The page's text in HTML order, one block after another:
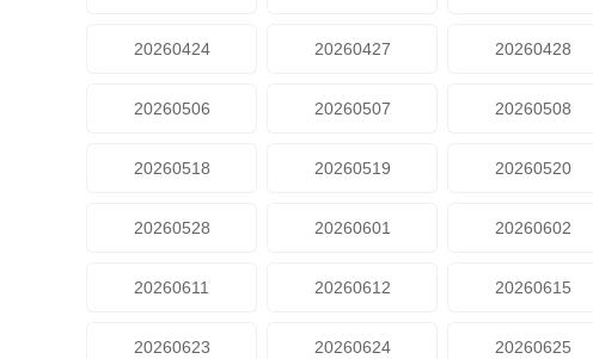
20260424 20260427 20260428
20260506 20260507 20260508
20260518 20260519 20260520
20260528 20260601 20260602
20260611 20260612 20260615
20260623 20260624 20260625